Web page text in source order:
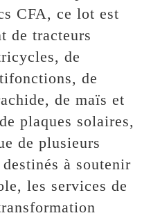
CFA, ce lot est
de tracteurs
de
de
de maïs et
plaques solaires,
de plusieurs
à soutenir
les services de